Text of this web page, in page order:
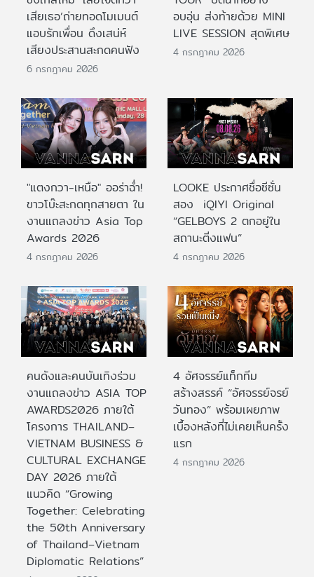
เสียเธอ’ถ่ายทอดโมเมนต์
แอบรักเพื่อน ดึงเสน่ห์
เสียงประสานสะกดคนฟัง
6 กรกฎาคม 2026
อบอุ่น ส่งท้ายด้วย MINI
LIVE SESSION สุดพิเศษ
4 กรกฎาคม 2026
"แตงกวา-เหนือ" ออร่าฉ่ำ!
ขาวโบ๊ะสะกดทุกสายตา ใน
งานแถลงข่าว Asia Top
Awards 2026
4 กรกฎาคม 2026
LOOKE ประกาศชื่อซีซั่น
สอง iQIYI Original
“GELBOYS 2 ตกอยู่ใน
สถานะติ่งแฟน”
4 กรกฎาคม 2026
คนดังและคนบันเทิงร่วม
งานแถลงข่าว ASIA TOP
AWARDS2026 ภายใต้
โครงการ THAILAND–
VIETNAM BUSINESS &
CULTURAL EXCHANGE
DAY 2026 ภายใต้
แนวคิด “Growing
Together: Celebrating
the 50th Anniversary
of Thailand–Vietnam
Diplomatic Relations”
4 อัศจรรย์แท็กทีม
สร้างสรรค์ “อัศจรรย์จรย์
วันทอง” พร้อมเผยภาพ
เบื้องหลังที่ไม่เคยเห็นครั้ง
แรก
4 กรกฎาคม 2026